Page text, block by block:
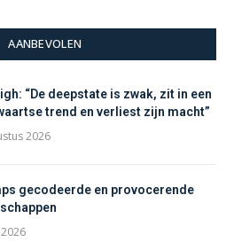
AANBEVOLEN
“De deepstate is zwak, zit in een
trend en verliest zijn macht”
2026
gecodeerde en provocerende